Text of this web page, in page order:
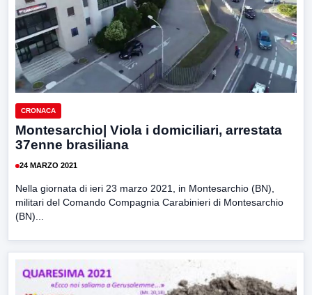
CRONACA
Montesarchio| Viola i domiciliari, arrestata
37enne brasiliana
24 MARZO 2021
Nella giornata di ieri 23 marzo 2021, in Montesarchio (BN),
militari del Comando Compagnia Carabinieri di Montesarchio
(BN)...